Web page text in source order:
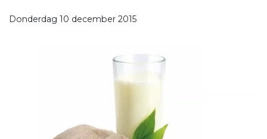
Donderdag 10 december 2015